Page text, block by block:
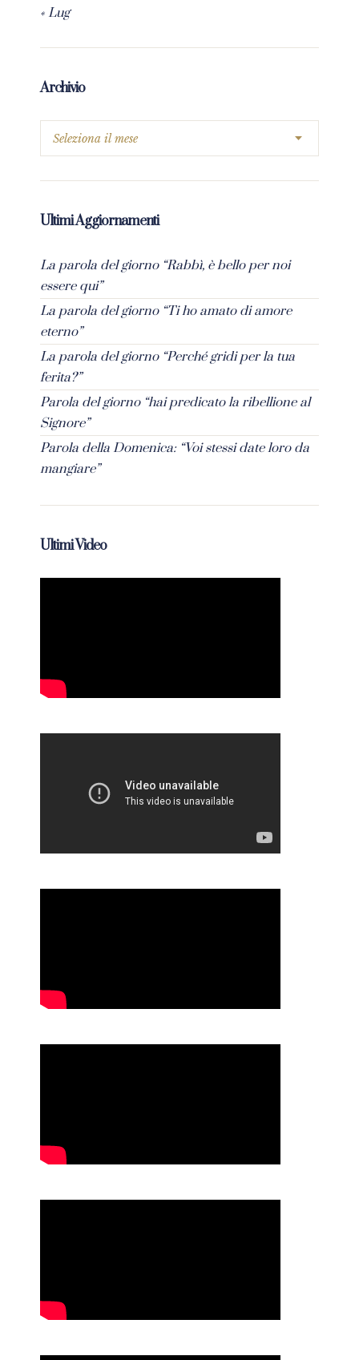
« Lug
Archivio
Ultimi Aggiornamenti
La parola del giorno “Rabbì, è bello per noi
essere qui”
La parola del giorno “Ti ho amato di amore
eterno”
La parola del giorno “Perché gridi per la tua
ferita?”
Parola del giorno “hai predicato la ribellione al
Signore”
Parola della Domenica: “Voi stessi date loro da
mangiare”
Ultimi Video